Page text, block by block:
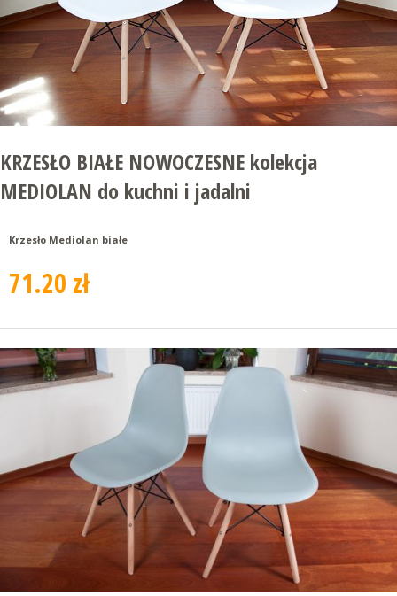
KRZESŁO BIAŁE NOWOCZESNE kolekcja
MEDIOLAN do kuchni i jadalni
Krzesło Mediolan białe
71.20 zł